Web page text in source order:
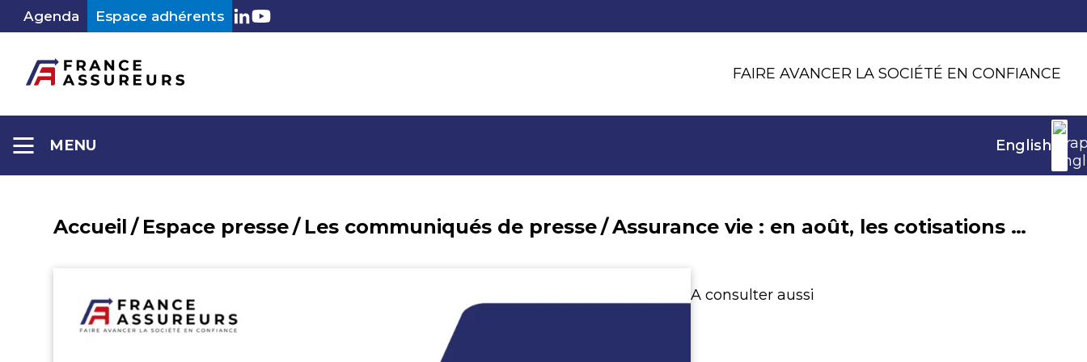
AllerAgenda Espace adhérents LinkedIn
Youtube
FAIRE AVANCER LA SOCIÉTÉ EN CONFIANCE
MENU English
Accueil / Espace presse/ Les communiqués de presse/ Assurance vie : en août, les cotisations ont ralenti tandis que les Plans d’Epargne Retraite poursuivent leur croissance
A consulter aussi